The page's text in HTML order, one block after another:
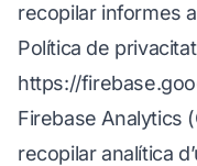
recopilar informes
Política de
https://
Firebase Analytics
recopilar analítica